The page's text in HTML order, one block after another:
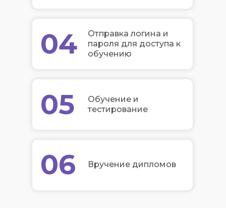
04
05
06
Отправка логина и
пароля для доступа к
обучению
Обучение и
тестирование
Вручение дипломов